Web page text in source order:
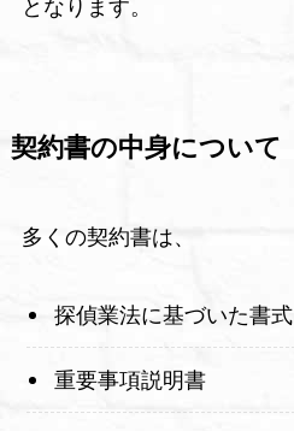
となります。
契約書の中身について
多くの契約書は、
探偵業法に基づいた書式
重要事項説明書